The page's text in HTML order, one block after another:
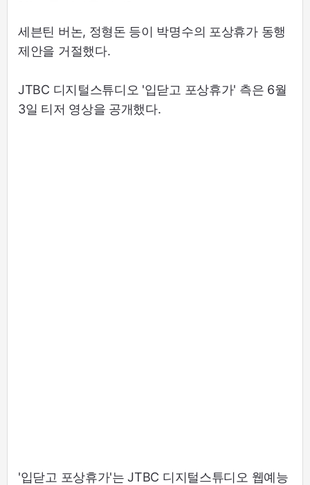
세븐틴 버논, 정형돈 등이 박명수의 포상휴가 동행
제안을 거절했다.
JTBC 디지털스튜디오 '입닫고 포상휴가' 측은 6월
3일 티저 영상을 공개했다.
'입닫고 포상휴가'는 JTBC 디지털스튜디오 웹예능